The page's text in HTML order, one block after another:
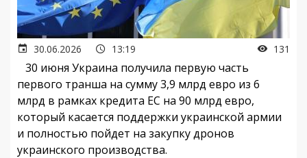
30.06.2026 13:19 131
30 июня Украина получила первую часть
первого транша на сумму 3,9 млрд евро из 6
млрд в рамках кредита ЕС на 90 млрд евро,
который касается поддержки украинской армии
и полностью пойдет на закупку дронов
украинского производства.